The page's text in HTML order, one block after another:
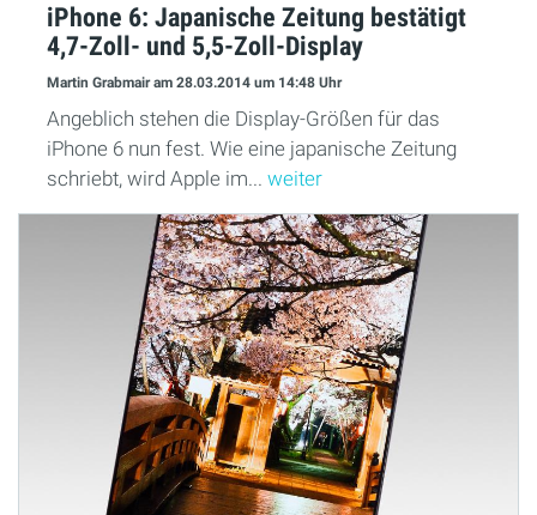
iPhone 6: Japanische Zeitung bestätigt
4,7-Zoll- und 5,5-Zoll-Display
Martin Grabmairam 28.03.2014 um 14:48 Uhr
Angeblich stehen die Display-Größen für das
iPhone 6 nun fest. Wie eine japanische Zeitung
schriebt, wird Apple im... weiter